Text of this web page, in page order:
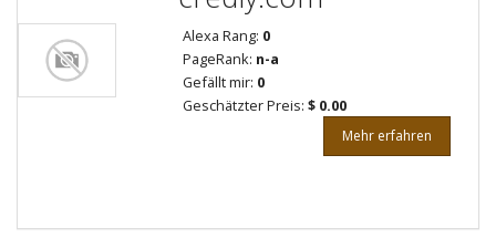
Alexa Rang: 0
PageRank: n-a
Gefällt mir: 0
Geschätzter Preis: $ 0.00
Mehr erfahren